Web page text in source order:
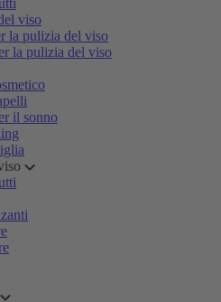
viso
la pulizia del viso
la pulizia del viso
il sonno